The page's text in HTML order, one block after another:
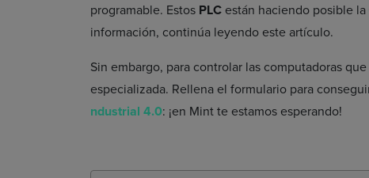
programable. Estos PLC están haciendo posible la
información, continúa leyendo este artículo.
Sin embargo, para controlar las computadoras
especializada. Rellena el formulario para
ndustrial 4.0: ¡en Mint te estamos esperando!